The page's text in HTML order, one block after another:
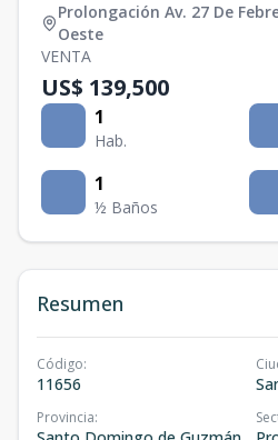
Prolongación Av. 27 De
Oeste
VENTA
US$ 139,500
1
Hab.
1
½ Baños
Resumen
Código:
11656
Provincia: